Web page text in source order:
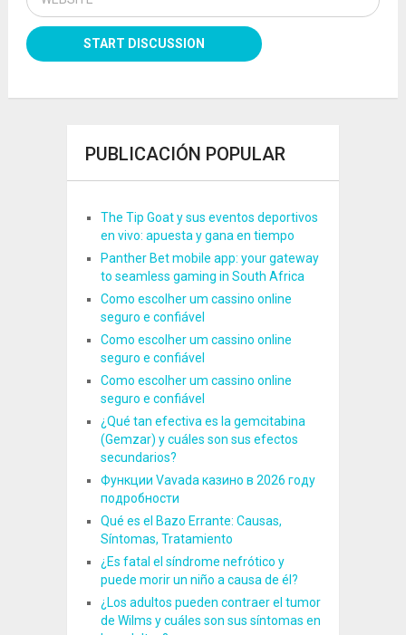
PUBLICACIÓN POPULAR
The Tip Goat y sus eventos deportivos
en vivo: apuesta y gana en tiempo
Panther Bet mobile app: your gateway
to seamless gaming in South Africa
Como escolher um cassino online
seguro e confiável
Como escolher um cassino online
seguro e confiável
Como escolher um cassino online
seguro e confiável
¿Qué tan efectiva es la gemcitabina
(Gemzar) y cuáles son sus efectos
secundarios?
Функции Vavada казино в 2026 году
подробности
Qué es el Bazo Errante: Causas,
Síntomas, Tratamiento
¿Es fatal el síndrome nefrótico y
puede morir un niño a causa de él?
¿Los adultos pueden contraer el tumor
de Wilms y cuáles son sus síntomas en